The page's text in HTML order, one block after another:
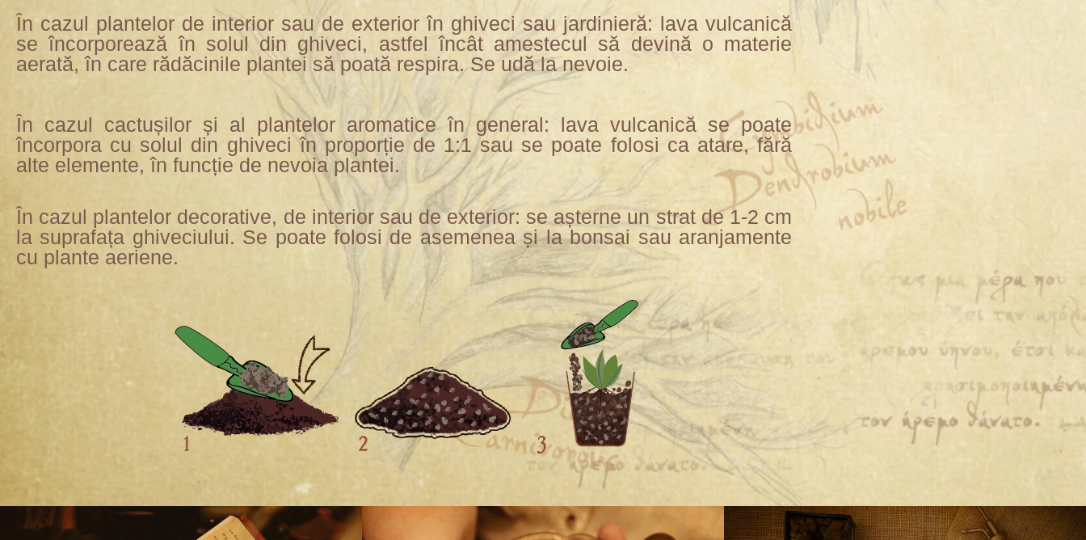
În cazul plantelor de interior sau de exterior în ghiveci sau jardinieră: lava vulcanică
se încorporează în solul din ghiveci, astfel încât amestecul să devină o materie
aerată, în care rădăcinile plantei să poată respira. Se udă la nevoie.
În cazul cactușilor și al plantelor aromatice în general: lava vulcanică se poate
încorpora cu solul din ghiveci în proporție de 1:1 sau se poate folosi ca atare, fără
alte elemente, în funcție de nevoia plantei.
În cazul plantelor decorative, de interior sau de exterior: se așterne un strat de 1-2 cm
la suprafața ghiveciului. Se poate folosi de asemenea și la bonsai sau aranjamente
cu plante aeriene.